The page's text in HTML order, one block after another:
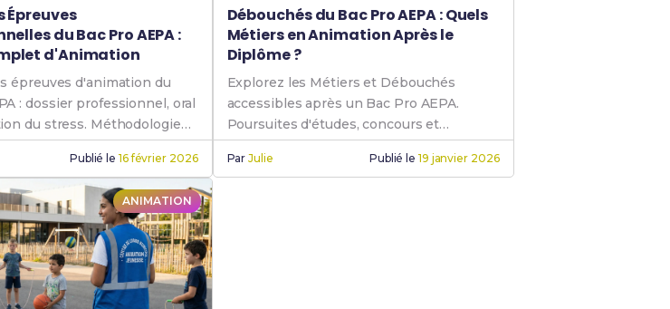
Épreuves
du Bac Pro AEPA :
d'Animation
épreuves d'animation du
: dossier professionnel, oral
du stress. Méthodologie
Publié le 16 février 2026
Débouchés du Bac Pro AEPA : Quels
Métiers en Animation Après le
Diplôme ?
Explorez les Métiers et Débouchés
accessibles après un Bac Pro AEPA.
Poursuites d'études, concours et
stratégies pour réussir votre carrière en
Animation.
ParJulie Publié le 19 janvier 2026
ANIMATION